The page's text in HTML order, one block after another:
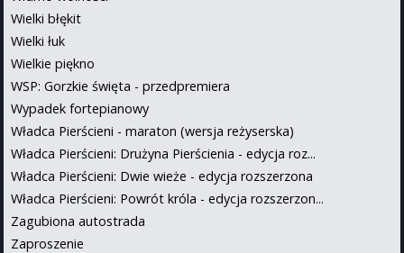
Wielki błękit
Wielki łuk
Wielkie piękno
WSP: Gorzkie święta - przedpremiera
Wypadek fortepianowy
Władca Pierścieni - maraton (wersja reżyserska)
Władca Pierścieni: Drużyna Pierścienia - edycja roz...
Władca Pierścieni: Dwie wieże - edycja rozszerzona
Władca Pierścieni: Powrót króla - edycja rozszerzon...
Zagubiona autostrada
Zaproszenie